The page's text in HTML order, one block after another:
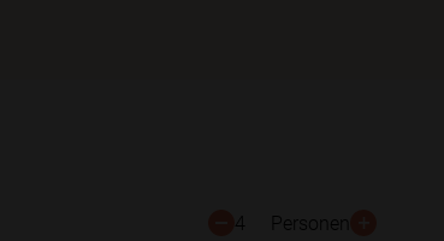
4 Personen